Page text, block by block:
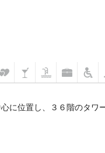
に位置し、３６階のタ